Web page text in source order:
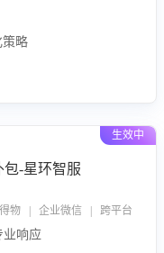
策略
生效中
-星环智服
| 企业微信 | 跨平台
业响应